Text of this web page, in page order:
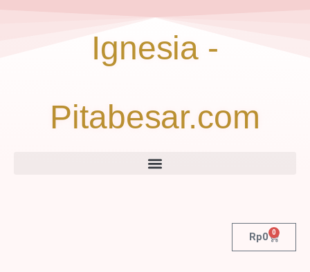
Ignesia -
Pitabesar.com
Rp0 0